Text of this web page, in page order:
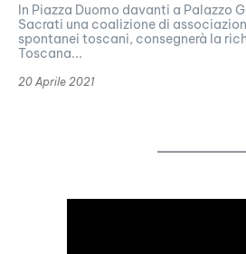
In Piazza Duomo davanti a Palazzo
Sacrati una coalizione di
spontanei toscani, consegnerà la
Toscana...
20 Aprile 2021